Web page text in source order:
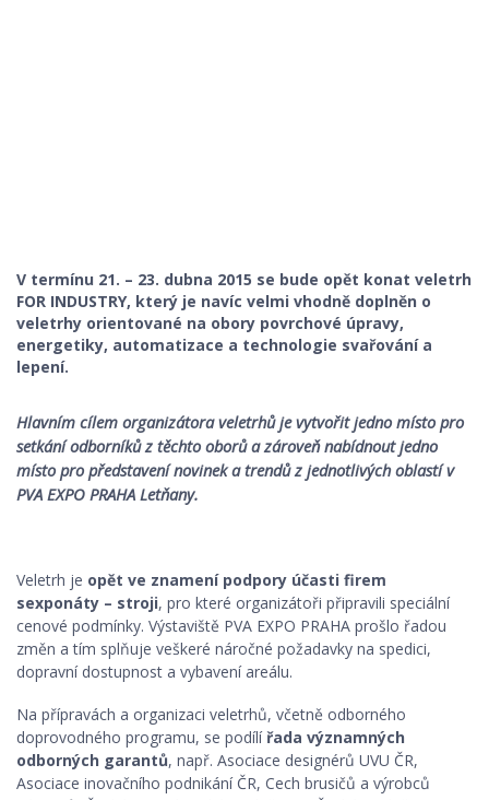
V termínu 21. – 23. dubna 2015 se bude opět konat veletrh
FOR INDUSTRY, který je navíc velmi vhodně doplněn o
veletrhy orientované na obory povrchové úpravy,
energetiky, automatizace a technologie svařování a
lepení.
Hlavním cílem organizátora veletrhů je vytvořit jedno místo pro
setkání odborníků z těchto oborů a zároveň nabídnout jedno
místo pro představení novinek a trendů z jednotlivých oblastí v
PVA EXPO PRAHA Letňany.
Veletrh je opět ve znamení podpory účasti firem
sexponáty – stroji, pro které organizátoři připravili speciální
cenové podmínky. Výstaviště PVA EXPO PRAHA prošlo řadou
změn a tím splňuje veškeré náročné požadavky na spedici,
dopravní dostupnost a vybavení areálu.
Na přípravách a organizaci veletrhů, včetně odborného
doprovodného programu, se podílířada významných
odborných garantů, např. Asociace designérů UVU ČR,
Asociace inovačního podnikání ČR, Cech brusičů a výrobců